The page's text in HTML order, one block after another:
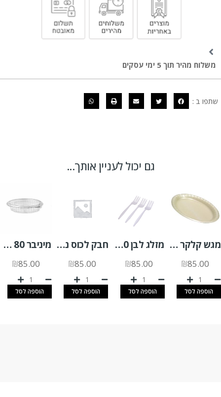
משלוח מהיר תוך 5 ימי עסקים
שתפו ב :
גם יכול לעניין אותך...
מגש קלקר אובלי 9/11 בז 500 יח'
₪85.00
הוספה לסל
מזלג לבן 100 יח'
₪85.00
הוספה לסל
חבק לכוס נייר 12OZ לבן (בועות) 1000 יח'
₪85.00
הוספה לסל
מיניבר 80 אליפסה 1000 יח'
₪85.00
הוספה לסל